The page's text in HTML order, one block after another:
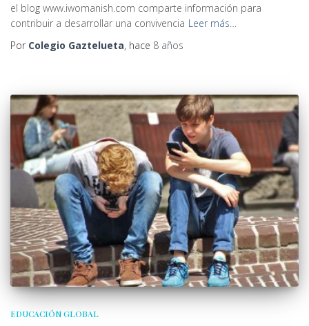
el blog www.iwomanish.com comparte información para
contribuir a desarrollar una convivencia Leer más…
Por Colegio Gaztelueta, hace 8 años
EDUCACIÓN GLOBAL